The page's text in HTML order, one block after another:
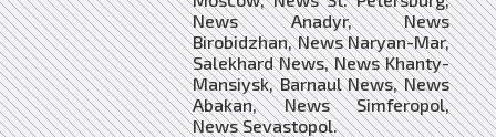
News Anadyr, News
Birobidzhan, News Naryan-Mar,
Salekhard News, News Khanty-
Mansiysk, Barnaul News, News
Abakan, News Simferopol,
News Sevastopol.